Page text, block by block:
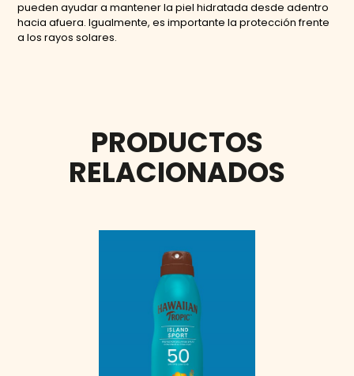
pueden ayudar a mantener la piel hidratada desde adentro
hacia afuera. Igualmente, es importante la protección frente
a los rayos solares.
PRODUCTOS
RELACIONADOS